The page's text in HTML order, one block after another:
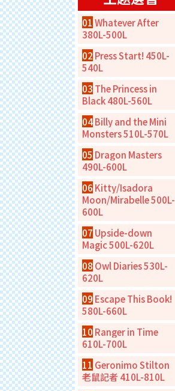
01 Whatever After
380L-500L
02 Press Start! 450L-
540L
03 The Princess in
Black 480L-560L
04Billy and the Mini
Monsters 510L-570L
05 Dragon Masters
490L-600L
06 Kitty/Isadora
Moon/Mirabelle 500L-
600L
07 Upside-down
Magic 500L-620L
08 Owl Diaries 530L-
620L
09 Escape This Book!
580L-660L
10 Ranger in Time
610L-700L
11 Geronimo Stilton
老鼠記者 410L-810L